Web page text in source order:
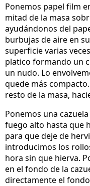
Ponemos papel film
mitad de la masa
ayudándonos del
burbujas de aire en
superficie varias
platico formando un
un nudo. Lo
quede más
resto de la masa,
Ponemos una
fuego alto hasta que
para que deje de
introducimos los
hora sin que hierva.
en el fondo de la
directamente el